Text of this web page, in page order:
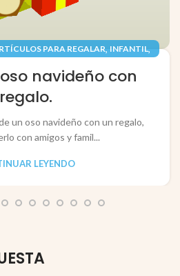
PARA REGALAR, INFANTIL,
PAPERCRAFT
navideño con
regalo.
un oso navideño con un regalo,
con amigos y famil...
LEYENDO